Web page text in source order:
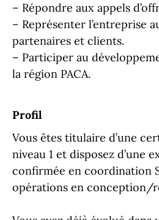
– Répondre aux appels
– Représenter l’entreprise
partenaires et clients.
– Participer au
Profil
Vous êtes titulaire d’une
niveau 1 et disposez d’une
confirmée en coordination
opérations en conception/